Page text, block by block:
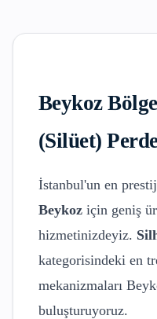
Beykoz
(Silüet)
İstanbul'un en
Beykoz için geniş
hizmetinizdeyiz.
kategorisindeki en
mekanizmaları
buluşturuyoruz.